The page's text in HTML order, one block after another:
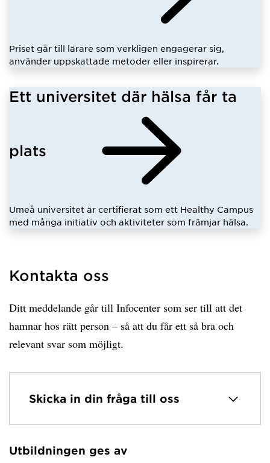
Priset går till lärare som verkligen engagerar sig,
använder uppskattade metoder eller inspirerar.
Ett universitet där hälsa får ta
plats
Umeå universitet är certifierat som ett Healthy Campus
med många initiativ och aktiviteter som främjar hälsa.
Kontakta oss
Ditt meddelande går till Infocenter som ser till att det
hamnar hos rätt person – så att du får ett så bra och
relevant svar som möjligt.
Skicka in din fråga till oss
Har hämtat avsändare.
Utbildningen ges av